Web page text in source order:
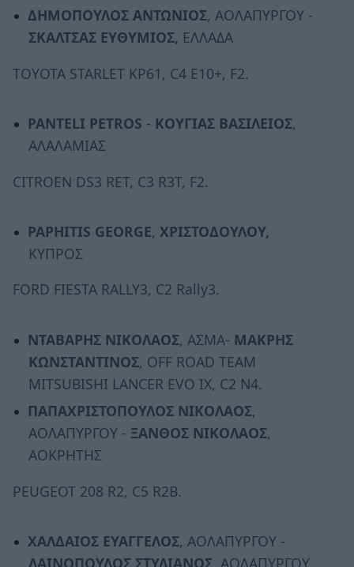
ΔΗΜΟΠΟΥΛΟΣ ΑΝΤΩΝΙΟΣ, ΑΟΛΑΠΥΡΓΟΥ -
ΣΚΑΛΤΣΑΣ ΕΥΘΥΜΙΟΣ, ΕΛΛΑΔΑ
TOYOTA STARLET KP61, C4 E10+, F2.
PANTELI PETROS - ΚΟΥΓΙΑΣ ΒΑΣΙΛΕΙΟΣ,
ΑΛΑΛΑΜΙΑΣ
CITROEN DS3 RET, C3 R3T, F2.
PAPHITIS GEORGE, ΧΡΙΣΤΟΔΟΥΛΟΥ,
ΚΥΠΡΟΣ
FORD FIESTA RALLY3, C2 Rally3.
ΝΤΑΒΑΡΗΣ ΝΙΚΟΛΑΟΣ, ΑΣΜΑ- ΜΑΚΡΗΣ
ΚΩΝΣΤΑΝΤΙΝΟΣ, OFF ROAD TEAM
MITSUBISHI LANCER EVO IX, C2 N4.
ΠΑΠΑΧΡΙΣΤΟΠΟΥΛΟΣ ΝΙΚΟΛΑΟΣ,
ΑΟΛΑΠΥΡΓΟΥ - ΞΑΝΘΟΣ ΝΙΚΟΛΑΟΣ,
ΑΟΚΡΗΤΗΣ
PEUGEOT 208 R2, C5 R2B.
ΧΑΛΔΑΙΟΣ ΕΥΑΓΓΕΛΟΣ, ΑΟΛΑΠΥΡΓΟΥ -
ΛΑΙΝΟΠΟΥΛΟΣ ΣΤΥΛΙΑΝΟΣ, ΑΟΛΑΠΥΡΓΟΥ